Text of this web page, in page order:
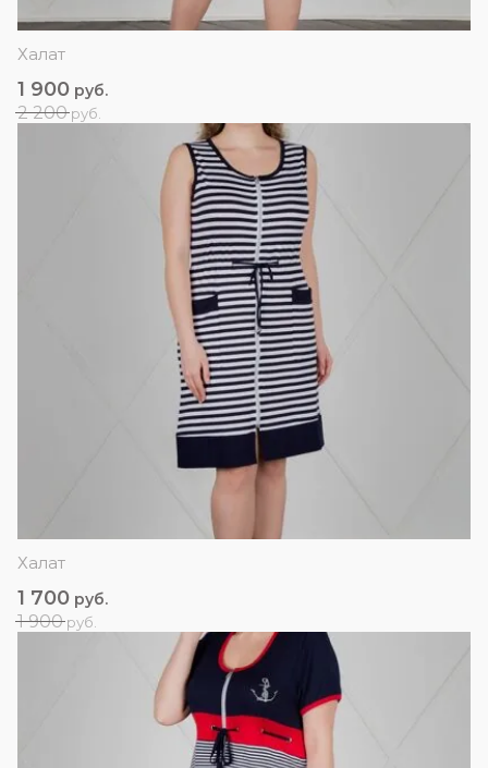
Халат
2 200руб.
1 900 руб.
Халат
1 900руб.
1 700 руб.